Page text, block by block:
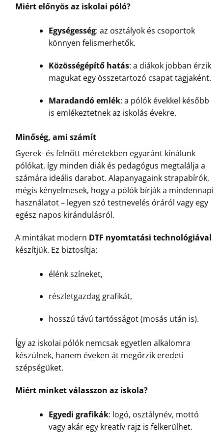
Miért előnyös az iskolai póló?
Egységesség: az osztályok és csoportok
könnyen felismerhetők.
Közösségépítő hatás: a diákok jobban érzik
magukat egy összetartozó csapat tagjaként.
Maradandó emlék: a pólók évekkel később
is emlékeztetnek az iskolás évekre.
Minőség, ami számít
Gyerek- és felnőtt méretekben egyaránt kínálunk
pólókat, így minden diák és pedagógus megtalálja a
számára ideális darabot. Alapanyagaink strapabírók,
mégis kényelmesek, hogy a pólók bírják a mindennapi
használatot – legyen szó testnevelés óráról vagy egy
egész napos kirándulásról.
A mintákat modern DTF nyomtatási technológiával
készítjük. Ez biztosítja:
élénk színeket,
részletgazdag grafikát,
hosszú távú tartósságot (mosás után is).
Így az iskolai pólók nemcsak egyetlen alkalomra
készülnek, hanem éveken át megőrzik eredeti
szépségüket.
Miért minket válasszon az iskola?
Egyedi grafikák: logó, osztálynév, mottó
vagy akár egy kreatív rajz is felkerülhet.